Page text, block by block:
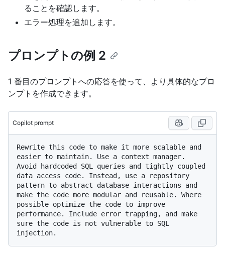
ることを確認します。
エラー処理を追加します。
プロンプトの例 2
1 番目のプロンプトへの応答を使って、より具体的なプロ
ンプトを作成できます。
Copilot prompt
Rewrite this code to make it more scalable and
easier to maintain. Use a context manager.
Avoid hardcoded SQL queries and tightly coupled
data access code. Instead, use a repository
pattern to abstract database interactions and
make the code more modular and reusable. Where
possible optimize the code to improve
performance. Include error trapping, and make
sure the code is not vulnerable to SQL